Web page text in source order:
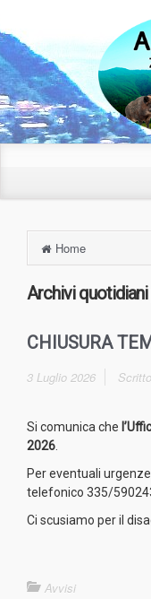
Home
Archivi
CHIUSURA
3 Luglio 2026
Si comunica che
2026
Per eventuali
telefonico 335/
Ci scusiamo per il
Avvisi